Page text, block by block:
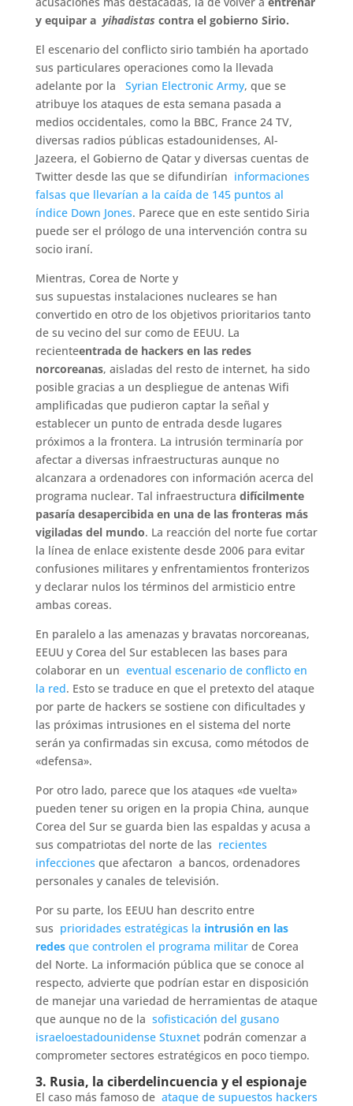
y equipar a yihadistas contra el gobierno Sirio.
El escenario del conflicto sirio también ha aportado
sus particulares operaciones como la llevada
adelante por la
Syrian Electronic Army, que se
atribuye los ataques de esta semana pasada a
medios occidentales, como la BBC, France 24 TV,
diversas radios públicas estadounidenses, Al-
Jazeera, el Gobierno de Qatar y diversas cuentas de
Twitter desde las que se difundirían informaciones
falsas que llevarían a la caída de 145 puntos al
índice Down Jones. Parece que en este sentido Siria
puede ser el prólogo de una intervención contra su
socio iraní.
Mientras, Corea de Norte y
sus supuestas instalaciones nucleares se han
convertido en otro de los objetivos prioritarios tanto
de su vecino del sur como de EEUU. La
recienteentrada de hackers en las redes
norcoreanas, aisladas del resto de internet, ha sido
posible gracias a un despliegue de antenas Wifi
amplificadas que pudieron captar la señal y
establecer un punto de entrada desde lugares
próximos a la frontera. La intrusión terminaría por
afectar a diversas infraestructuras aunque no
alcanzara a ordenadores con información acerca del
programa nuclear. Tal infraestructura difícilmente
pasaría desapercibida en una de las fronteras más
vigiladas del mundo. La reacción del norte fue cortar
la línea de enlace existente desde 2006 para evitar
confusiones militares y enfrentamientos fronterizos
y declarar nulos los términos del armisticio entre
ambas coreas.
En paralelo a las amenazas y bravatas norcoreanas,
EEUU y Corea del Sur establecen las bases para
colaborar en un eventual escenario de conflicto en
la red. Esto se traduce en que el pretexto del ataque
por parte de hackers se sostiene con dificultades y
las próximas intrusiones en el sistema del norte
serán ya confirmadas sin excusa, como métodos de
«defensa».
Por otro lado, parece que los ataques «de vuelta»
pueden tener su origen en la propia China, aunque
Corea del Sur se guarda bien las espaldas y acusa a
sus compatriotas del norte de las recientes
infecciones que afectaron a bancos, ordenadores
personales y canales de televisión.
Por su parte, los EEUU han descrito entre
sus prioridades estratégicas la intrusión en las
redesque controlen el programa militarde Corea
del Norte. La información pública que se conoce al
respecto, advierte que podrían estar en disposición
de manejar una variedad de herramientas de ataque
que aunque no de la sofisticación del gusano
israeloestadounidense Stuxnetpodrán comenzar a
comprometer sectores estratégicos en poco tiempo.
3. Rusia, la ciberdelincuencia y el espionaje
El caso más famoso de ataque de supuestos hackers